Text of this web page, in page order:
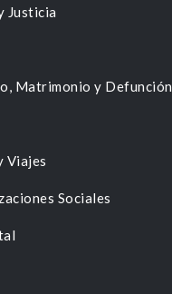
Justicia
Matrimonio y Defunción
Viajes
Sociales